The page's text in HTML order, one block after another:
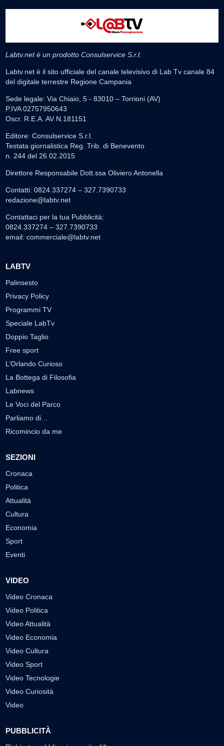
Labtv.net è un prodotto Consulservice S.r.l.
Labtv.net è il sito ufficiale del canale televisivo di Lab Tv canale 84
del digitale terrestre Regione Campania
Sede legale: Via Chiaio, 5 - 83010 – Torrioni (AV)
P.IVA 02757950643
Oscr. R.E.A. AV N.181151
Editore: Consulservice S.r.l.
Testata giornalistica Reg. Trib. di Benevento
n. 244 del 26.02.2015
Direttore Responsabile Dott.ssa Oliviero Antonella
Contatti: 0824.337274 – 327.7390733
redazione@labtv.net
Contattaci per la tua Pubblicità:
0824.337274 – 327.7390733
email: commerciale@labtv.net
LABTV
Palinsesto
Privacy Policy
Programmi TV
Speciale LabTv
Doppio Taglio
Free sport
L’Orlando Curioso
La Bottega di Filosofia
Labnews
Le Voci del Parco
Parliamo di…
Ricomincio da me
SEZIONI
Cronaca
Politica
Attualità
Cultura
Economia
Sport
Eventi
VIDEO
Video Cronaca
Video Politica
Video Attualità
Video Economia
Video Cultura
Video Sport
Video Tecnologie
Video Curiosità
Video
PUBBLICITÀ